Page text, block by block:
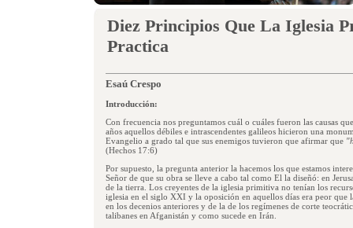
Diez Principios Que La Iglesia
Practica
Esaú Crespo
Introducción:
Con frecuencia nos preguntamos cuál o cuáles fueron las causas
años aquellos débiles e intrascendentes galileos hicieron una
Evangelio a grado tal que sus enemigos tuvieron que afirmar que
(Hechos 17:6)
Por supuesto, la pregunta anterior la hacemos los que estamos
Señor de que su obra se lleve a cabo tal como El la diseñó: en
de la tierra. Los creyentes de la iglesia primitiva no tenían los
iglesia en el siglo XXI y la oposición en aquellos días era peor que
en los decenios anteriores y de la de los regímenes de corte
talibanes en Afganistán y como sucede en Irán.